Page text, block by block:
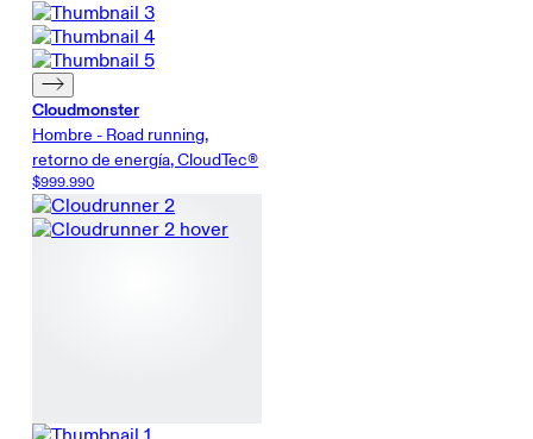
Cloudmonster
Hombre - Road running,
retorno de energía, CloudTec®
$999.990